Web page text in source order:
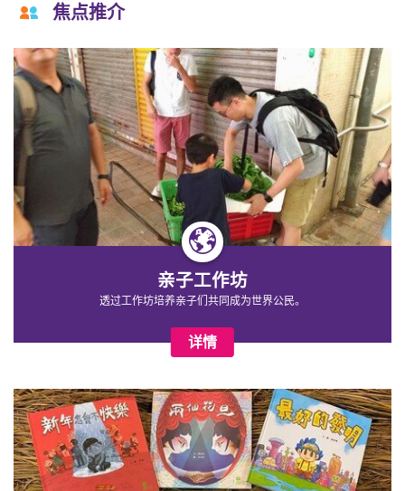
焦点推介
亲子工作坊
透过工作坊培养亲子们共同成为世界公民。
详情